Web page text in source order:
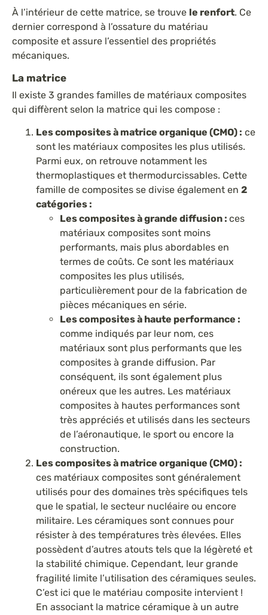
À l’intérieur de cette matrice, se trouve le renfort. Ce
dernier correspond à l’ossature du matériau
composite et assure l’essentiel des propriétés
mécaniques.
La matrice
Il existe 3 grandes familles de matériaux composites
qui diffèrent selon la matrice qui les compose :
Les composites à matrice organique (CMO) : ce
sont les matériaux composites les plus utilisés.
Parmi eux, on retrouve notamment les
thermoplastiques et thermodurcissables. Cette
famille de composites se divise également en 2
catégories :
Les composites à grande diffusion : ces
matériaux composites sont moins
performants, mais plus abordables en
termes de coûts. Ce sont les matériaux
composites les plus utilisés,
particulièrement pour de la fabrication de
pièces mécaniques en série.
Les composites à haute performance :
comme indiqués par leur nom, ces
matériaux sont plus performants que les
composites à grande diffusion. Par
conséquent, ils sont également plus
onéreux que les autres. Les matériaux
composites à hautes performances sont
très appréciés et utilisés dans les secteurs
de l’aéronautique, le sport ou encore la
construction.
Les composites à matrice organique (CMO) :
ces matériaux composites sont généralement
utilisés pour des domaines très spécifiques tels
que le spatial, le secteur nucléaire ou encore
militaire. Les céramiques sont connues pour
résister à des températures très élevées. Elles
possèdent d’autres atouts tels que la légèreté et
la stabilité chimique. Cependant, leur grande
fragilité limite l’utilisation des céramiques seules.
C’est ici que le matériau composite intervient !
En associant la matrice céramique à un autre